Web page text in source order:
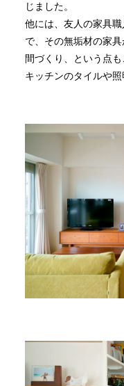
じました。
他には、友人の家具
で、その無垢材の家
間づくり、という点も
キッチンのタイルや照